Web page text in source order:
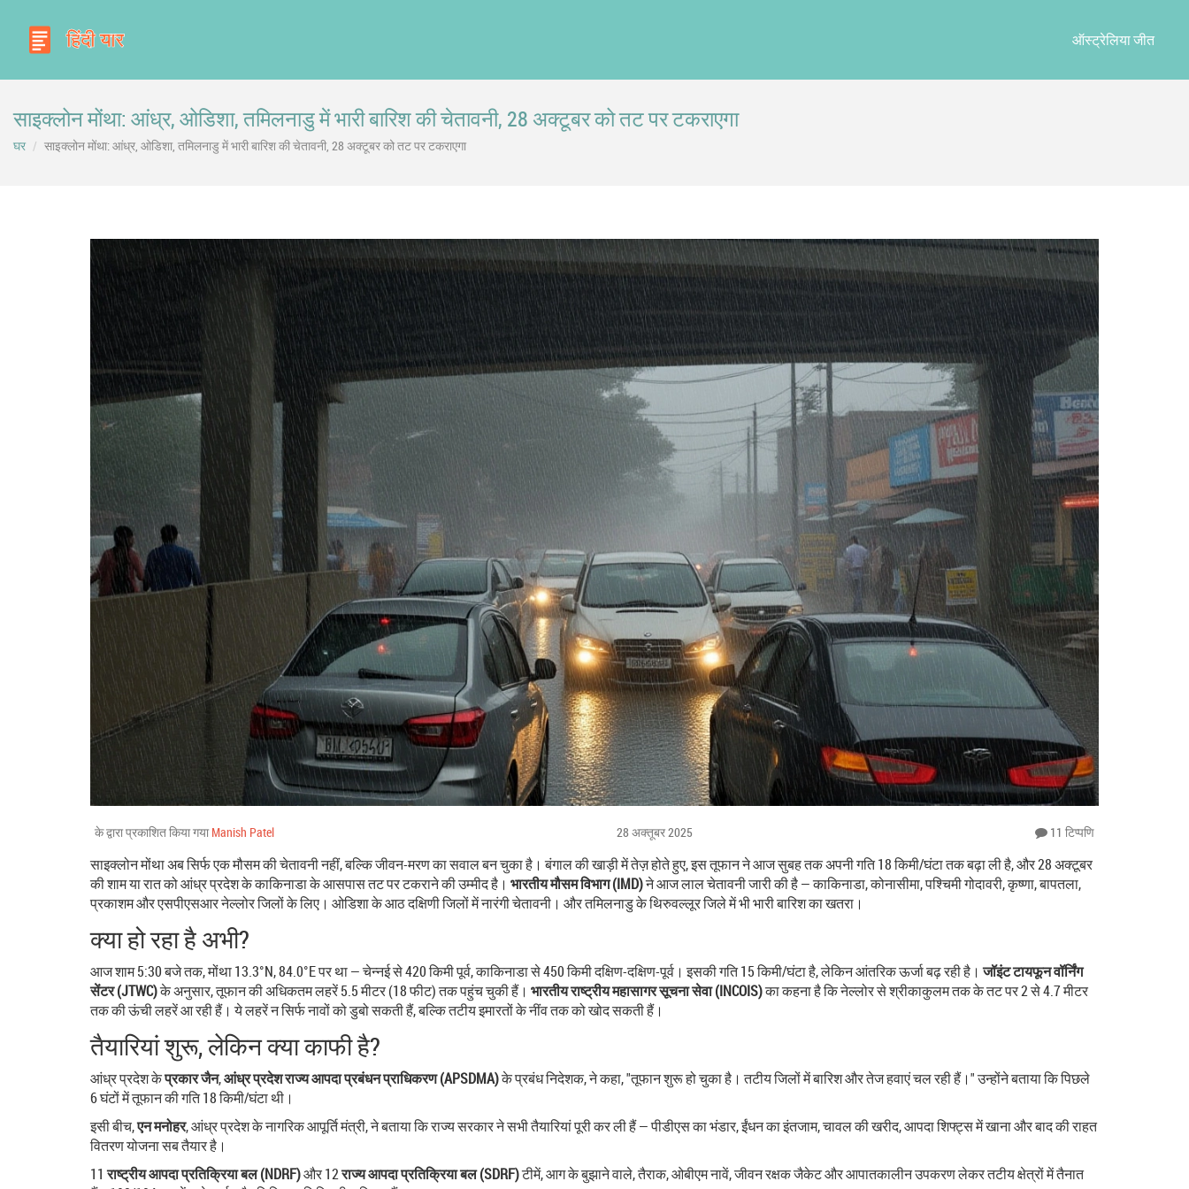
ऑस्ट्रेलिया जीत
साइक्लोन मोंथा: आंध्र, ओडिशा, तमिलनाडु में भारी बारिश की चेतावनी, 28 अक्टूबर को तट पर टकराएगा
घर साइक्लोन मोंथा: आंध्र, ओडिशा, तमिलनाडु में भारी बारिश की चेतावनी, 28 अक्टूबर को तट पर टकराएगा
के द्वारा प्रकाशित किया गया Manish Patel 28 अक्तूबर 2025 11 टिप्पणि
साइक्लोन मोंथा अब सिर्फ एक मौसम की चेतावनी नहीं, बल्कि जीवन-मरण का सवाल बन चुका है। बंगाल की खाड़ी में तेज़ होते हुए, इस तूफान ने आज सुबह तक अपनी गति 18 किमी/घंटा तक बढ़ा ली है, और 28 अक्टूबर
की शाम या रात को आंध्र प्रदेश के काकिनाडा के आसपास तट पर टकराने की उम्मीद है। भारतीय मौसम विभाग (IMD)ने आज लाल चेतावनी जारी की है — काकिनाडा, कोनासीमा, पश्चिमी गोदावरी, कृष्णा, बापतला,
प्रकाशम और एसपीएसआर नेल्लोर जिलों के लिए। ओडिशा के आठ दक्षिणी जिलों में नारंगी चेतावनी। और तमिलनाडु के थिरुवल्लूर जिले में भी भारी बारिश का खतरा।
क्या हो रहा है अभी?
आज शाम 5:30 बजे तक, मोंथा 13.3°N, 84.0°E पर था — चेन्नई से 420 किमी पूर्व, काकिनाडा से 450 किमी दक्षिण-दक्षिण-पूर्व। इसकी गति 15 किमी/घंटा है, लेकिन आंतरिक ऊर्जा बढ़ रही है।जॉइंट टायफून वॉर्निंग
सेंटर (JTWC)के अनुसार, तूफान की अधिकतम लहरें 5.5 मीटर (18 फीट) तक पहुंच चुकी हैं। भारतीय राष्ट्रीय महासागर सूचना सेवा (INCOIS)का कहना है कि नेल्लोर से श्रीकाकुलम तक के तट पर 2 से 4.7 मीटर
तक की ऊंची लहरें आ रही हैं। ये लहरें न सिर्फ नावों को डुबो सकती हैं, बल्कि तटीय इमारतों के नींव तक को खोद सकती हैं।
तैयारियां शुरू, लेकिन क्या काफी है?
आंध्र प्रदेश केप्रकार जैन,आंध्र प्रदेश राज्य आपदा प्रबंधन प्राधिकरण (APSDMA)के प्रबंध निदेशक, ने कहा, "तूफान शुरू हो चुका है। तटीय जिलों में बारिश और तेज हवाएं चल रही हैं।" उन्होंने बताया कि पिछले
6 घंटों में तूफान की गति 18 किमी/घंटा थी।
इसी बीच,एन मनोहर, आंध्र प्रदेश के नागरिक आपूर्ति मंत्री, ने बताया कि राज्य सरकार ने सभी तैयारियां पूरी कर ली हैं — पीडीएस का भंडार, ईंधन का इंतजाम, चावल की खरीद, आपदा शिफ्ट्स में खाना और बाद की राहत
वितरण योजना सब तैयार है।
11राष्ट्रीय आपदा प्रतिक्रिया बल (NDRF)और 12राज्य आपदा प्रतिक्रिया बल (SDRF)टीमें, आग के बुझाने वाले, तैराक, ओबीएम नावें, जीवन रक्षक जैकेट और आपातकालीन उपकरण लेकर तटीय क्षेत्रों में तैनात